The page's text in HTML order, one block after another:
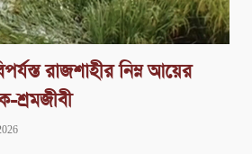
রাজশাহীর নিম্ন আয়ের
শ্রমজীবী